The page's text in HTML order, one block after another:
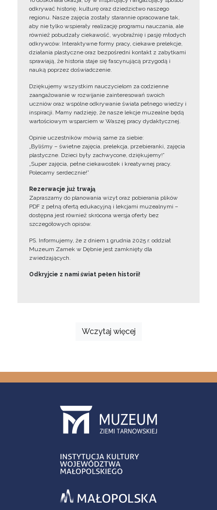
odkrywać historię, kulturę oraz dziedzictwo naszego
regionu. Nasze zajęcia zostały starannie opracowane tak,
aby nie tylko wspierały realizację programu nauczania, ale
również pobudzały ciekawość, wyobraźnię i pasję młodych
odkrywców. Interaktywne formy pracy, ciekawe prelekcje,
działania plastyczne oraz bezpośredni kontakt z zabytkami
sprawiają, że historia staje się fascynującą przygodą i
nauką poprzez doświadczenie.
Dziękujemy wszystkim nauczycielom za codzienne
zaangażowanie w rozwijanie zainteresowań swoich
uczniów oraz wspólne odkrywanie świata pełnego wiedzy i
inspiracji. Mamy nadzieję, że nasze lekcje muzealne będą
wartościowym wsparciem w Waszej pracy dydaktycznej.
Opinie uczestników mówią same za siebie:
„Byliśmy – świetne zajęcia, prelekcja, przebieranki, zajęcia
plastyczne. Dzieci były zachwycone, dziękujemy!”
„Super zajęcia, pełne ciekawostek i kreatywnej pracy.
Polecamy serdecznie!”
Rezerwacje już trwają
Zapraszamy do planowania wizyt oraz pobierania plików
PDF z pełną ofertą edukacyjną i lekcjami muzealnymi –
dostępna jest również skrócona wersja oferty bez
szczegółowych opisów.
PS. Informujemy, że z dniem 1 grudnia 2025 r. oddział
Muzeum Zamek w Dębnie jest zamknięty dla
zwiedzających.
Odkryjcie z nami świat pełen historii!
Wczytaj więcej